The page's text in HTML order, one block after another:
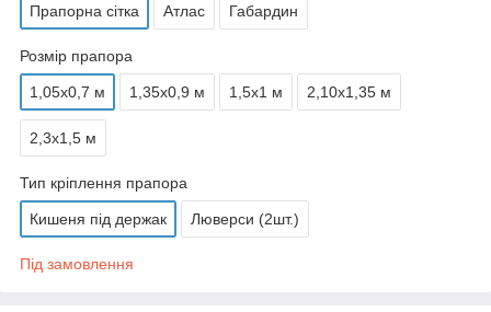
Прапорна сітка Атлас Габардин
Розмір прапора
1,05х0,7 м 1,35х0,9 м 1,5х1 м 2,10х1,35 м
2,3х1,5 м
Тип кріплення прапора
Кишеня під держак Люверси (2шт.)
Під замовлення